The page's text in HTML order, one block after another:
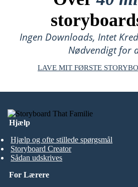
Ingen Downloads, Intet
Nødvendigt for
LAVE MIT FØRSTE
Hjælp
Hjælp og ofte stillede spørgsmål
Storyboard Creator
Sådan udskrives
For Lærere